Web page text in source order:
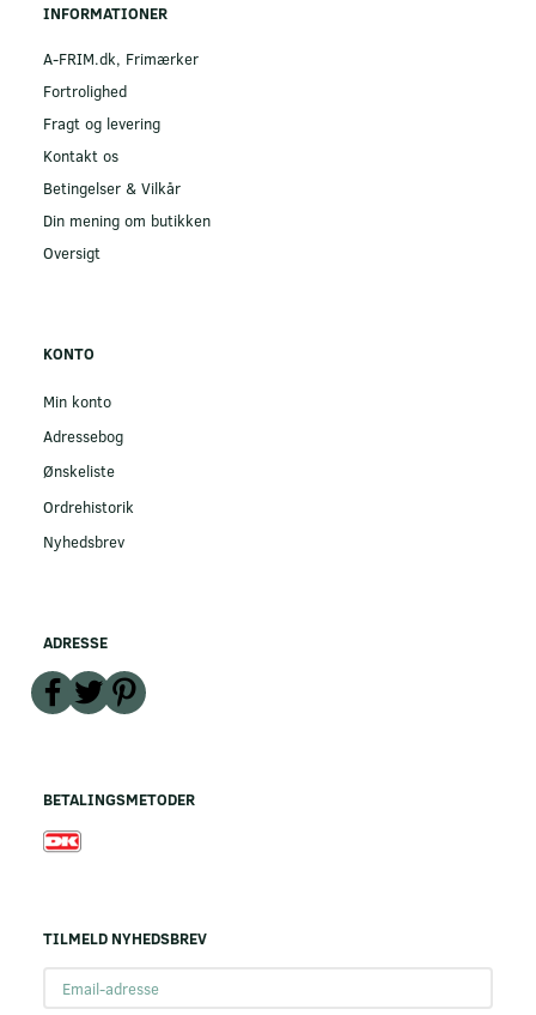
INFORMATIONER
A-FRIM.dk, Frimærker
Fortrolighed
Fragt og levering
Kontakt os
Betingelser & Vilkår
Din mening om butikken
Oversigt
KONTO
Min konto
Adressebog
Ønskeliste
Ordrehistorik
Nyhedsbrev
ADRESSE
BETALINGSMETODER
TILMELD NYHEDSBREV
adresse